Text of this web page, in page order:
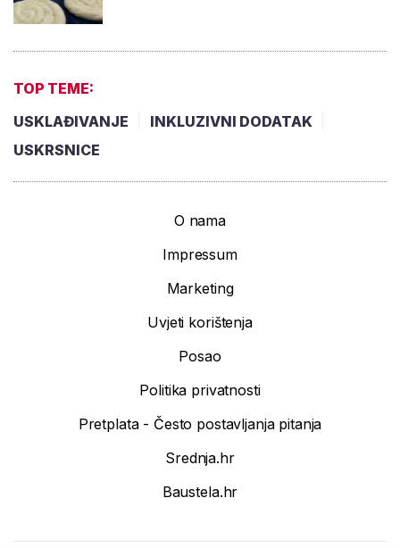
TOP TEME:
USKLAĐIVANJE
INKLUZIVNI DODATAK
USKRSNICE
O nama
Impressum
Marketing
Uvjeti korištenja
Posao
Politika privatnosti
Pretplata - Često postavljanja pitanja
Srednja.hr
Baustela.hr